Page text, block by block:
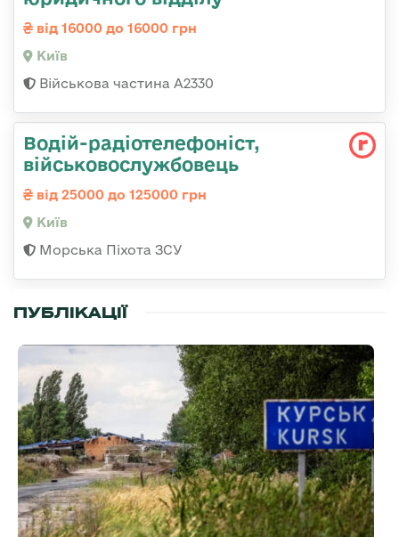
від 16000 до 16000 грн
Київ
Військова частина A2330
Водій-радіотелефоніст,
військовослужбовець
від 25000 до 125000 грн
Київ
Морська Піхота ЗСУ
ПУБЛІКАЦІЇ